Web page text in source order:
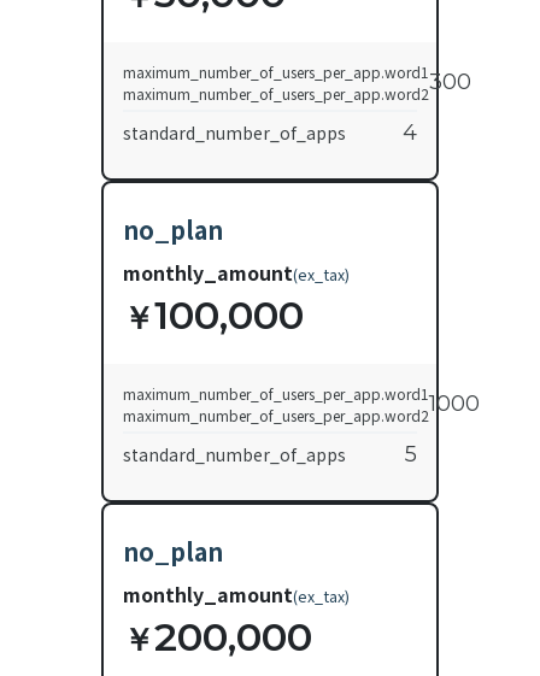
maximum_number_of_users_per_app.word1
maximum_number_of_users_per_app.word2300
standard_number_of_apps 4
no_plan
monthly_amount(ex_tax)
￥100,000
maximum_number_of_users_per_app.word1
maximum_number_of_users_per_app.word21000
standard_number_of_apps 5
no_plan
monthly_amount(ex_tax)
￥200,000